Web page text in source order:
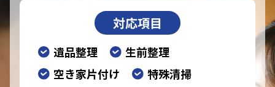
対応項目
遺品整理
生前整理
空き家片付け
特殊清掃